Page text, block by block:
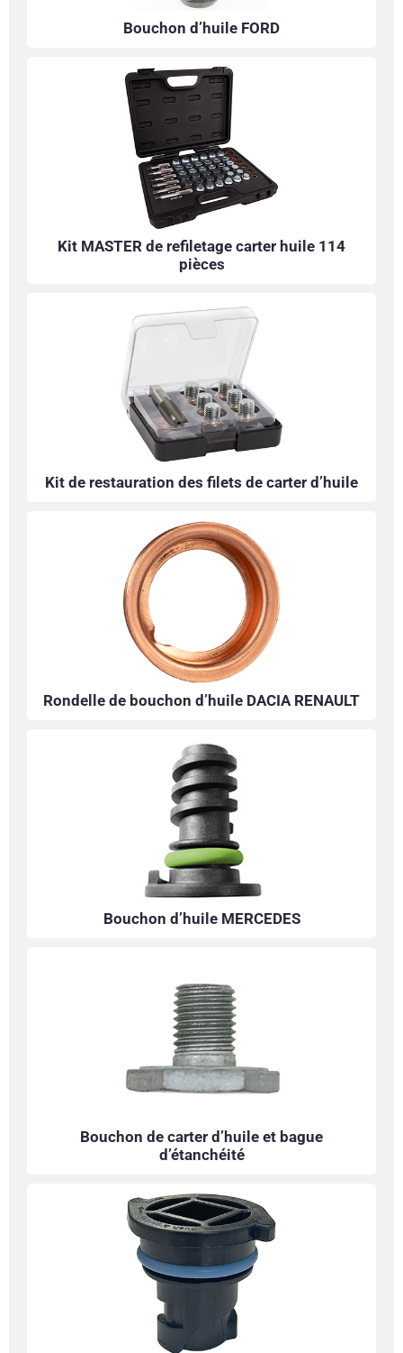
Bouchon d’huile FORD
Kit MASTER de refiletage carter huile 114
pièces
Kit de restauration des filets de carter d’huile
Rondelle de bouchon d’huile DACIA RENAULT
Bouchon d’huile MERCEDES
Bouchon de carter d’huile et bague
d’étanchéité